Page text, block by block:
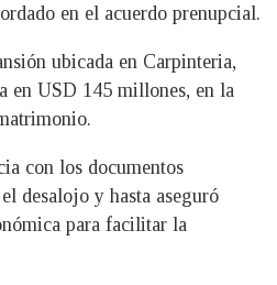
en el acuerdo prenupcial.
ubicada en Carpinteria,
en USD 145 millones, en la
con los documentos
desalojo y hasta aseguró
para facilitar la